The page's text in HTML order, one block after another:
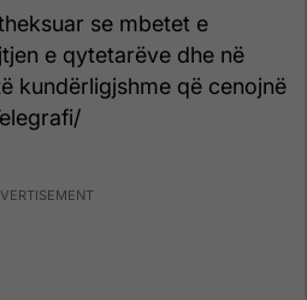
se mbetet e
e qytetarëve dhe në
kundërligjshme që cenojnë